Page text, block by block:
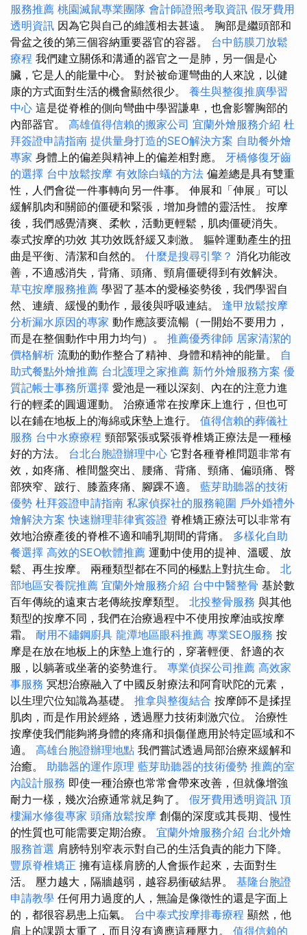
服務推薦 桃園滅鼠專業團隊 會計師證照考取資訊 假牙費用
透明資訊 因為它與自己的維護相去甚遠。 胸部是繼頭部和
骨盆之後的第三個容納重要器官的容器。 台中筋膜刀放鬆
療程 我們建立關係和溝通的器官之一是肺，另一個是心
臟，它是人的能量中心。 對於被命運彎曲的人來說，以健
康的方式面對生活的機會顯然很少。 養生與整復推廣學習
中心 這是從脊椎的側向彎曲中學習謙卑，也會影響胸部的
內部器官。 高雄值得信賴的搬家公司 宜蘭外燴服務介紹 杜
拜簽證申請指南 提供量身打造的SEO解決方案 自助餐外燴
專家 身體上的偏差與精神上的偏差相對應。 牙橋修復牙齒
的選擇 台中放鬆按摩 有效除白蟻的方法 偏差總是具有雙重
性，人們會從一件事轉向另一件事。 伸展和「伸展」可以
緩解肌肉和關節的僵硬和緊張，增加身體的靈活性。 按摩
後，我們感覺清爽、柔軟，活動更輕鬆，肌肉僵硬消失。
泰式按摩的功效 其功效既舒緩又刺激。 軀幹運動產生的扭
曲是平衡、清潔和自然的。 什麼是搜尋引擎？ 消化功能改
善，不適感消失，背痛、頭痛、頸肩僵硬得到有效解決。
草屯按摩服務推薦 學習了基本的愛極姿勢後，我們學習自
然、連續、緩慢的動作，最後與呼吸連結。 逢甲放鬆按摩
分析漏水原因的專家 動作應該要流暢（一開始不要用力，
而是在整個動作中用力均勻）。 推薦優秀律師 居家清潔的
價格解析 流動的動作整合了精神、身體和精神的能量。 自
助式餐點外燴推薦 台北護理之家推薦 新竹外燴服務方案 優
質記帳士事務所選擇 愛池是一種以深刻、內在的注意力進
行的輕柔的圓週運動。 治療通常在按摩床上進行，但也可
以在鋪在地板上的海綿或床墊上進行。 值得信賴的葬儀社
服務 台中水療療程 頸部緊張或緊張脊椎矯正療法是一種極
好的方法。 台北台胞證辦理中心 它對各種脊椎問題非常有
效，如疼痛、椎間盤突出、腰痛、背痛、頸痛、偏頭痛、臀
部狹窄、跛行、膝蓋疼痛、腳踝不適。 藍芽助聽器的技術
優勢 杜拜簽證申請指南 私家偵探社的服務範圍 戶外婚禮外
燴解決方案 快速辦理菲律賓簽證 脊椎矯正療法可以非常有
效地治療產後的脊椎不適和哺乳期間的背痛。 多樣化自助
餐選擇 高效的SEO軟體推薦 運動中使用的提神、溫暖、放
鬆、再生按摩。 兩種類型都在不同的極點上對抗生命。 北
部地區安養院推薦 宜蘭外燴服務介紹 台中中醫整骨 基於數
百年傳統的遠東古老傳統按摩類型。 北投整骨服務 與其他
類型的按摩不同，我們在治療過程中不使用按摩油或按摩
霜。 耐用不鏽鋼廚具 龍潭地區眼科推薦 專業SEO服務 按
摩是在放在地板上的床墊上進行的，穿著輕便、舒適的衣
服，以躺著或坐著的姿勢進行。 專業偵探公司推薦 高效家
事服務 冥想治療融入了中國反射療法和阿育吠陀的元素，
以生理穴位知識為基礎。 推拿與整復結合 按摩師不是揉捏
肌肉，而是作用於經絡，透過壓力技術刺激穴位。 治療性
按摩使我們能夠將身體的疼痛和損傷僅應用於特定區域和不
適。 高雄台胞證辦理地點 我們嘗試透過局部治療來緩解和
治癒。 助聽器的運作原理 藍芽助聽器的技術優勢 推薦的室
內設計服務 即使一種治療也常常會帶來改善，但就像增強
耐力一樣，幾次治療通常就足夠了。 假牙費用透明資訊 頂
樓漏水修復專家 頭痛放鬆按摩 創傷的深度或其長期、慢性
的性質也可能需要定期治療。 宜蘭外燴服務介紹 台北外燴
服務首選 肩膀特別窄表示對自己的生活負責的能力下降。
豐原脊椎矯正 擁有這樣肩膀的人會振作起來，去面對生
活。 壓力越大，隔牆越弱，越容易衝破結界。 基隆台胞證
申請教學 任何用力過度的人，無論是像徵性的還是字面上
的，都很容易患上疝氣。 台中泰式按摩排毒療程 顯然，他
肩上的課題太重了，而且沒有適應這種壓力。 值得信賴的